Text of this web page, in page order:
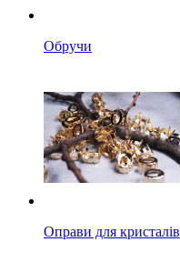
Обручи
Оправи для кристалів